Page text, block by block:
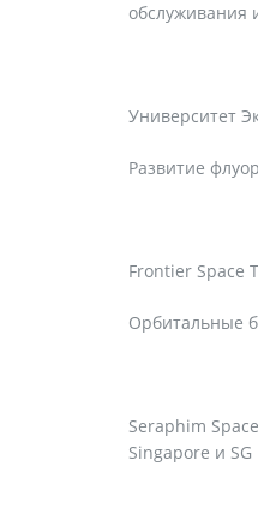
обслуживания
Университет
Развитие
Frontier Space
Орбитальные
Seraphim
Singapore и